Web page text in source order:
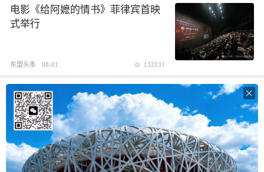
电影《给阿嬷的情书》菲律宾首映
式举行
东盟头条 08-01 132131
